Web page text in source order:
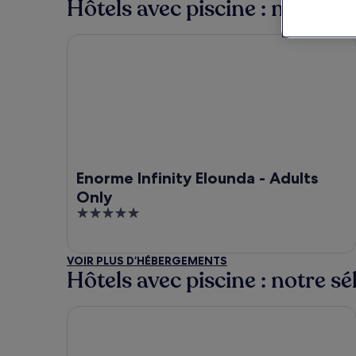
Hôtels avec piscine : notre
Enorme Infinity Elounda - Adults
Only
5
5
Enorme Infinity Elounda - Adults Only
VOIR PLUS D’HÉBERGEMENTS
Hôtels avec piscine : notre